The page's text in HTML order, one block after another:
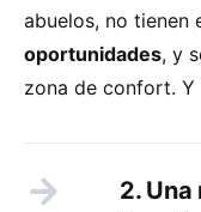
abuelos, no tienen
oportunidades, y
zona de confort. Y
2.